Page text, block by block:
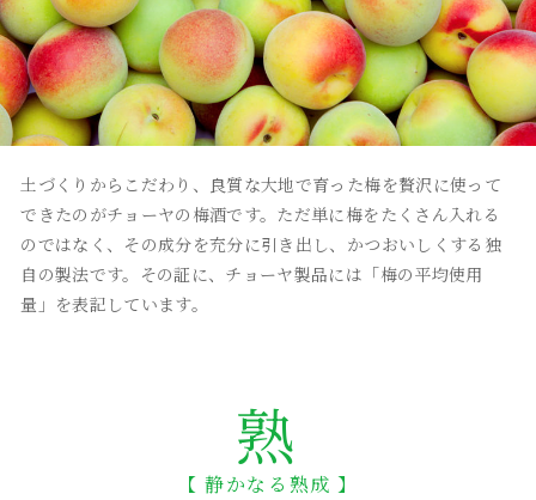
土づくりからこだわり、良質な大地で育った梅を贅沢に使って
できたのがチョーヤの梅酒です。ただ単に梅をたくさん入れる
のではなく、その成分を充分に引き出し、かつおいしくする独
自の製法です。その証に、チョーヤ製品には「梅の平均使用
量」を表記しています。
熟
【 静かなる熟成 】